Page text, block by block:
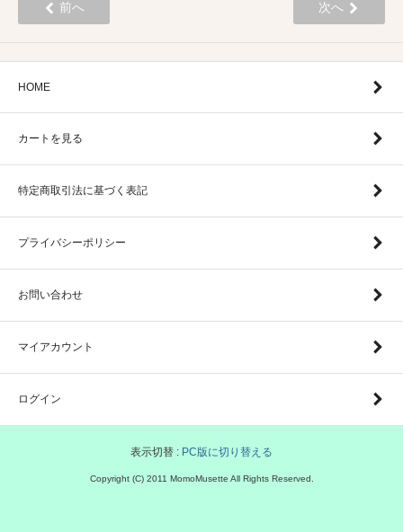
前へ 次へ
HOME
カートを見る
特定商取引法に基づく表記
プライバシーポリシー
お問い合わせ
マイアカウント
ログイン
表示切替 : PC版に切り替える
Copyright (C) 2011 MomoMusette All Rights Reserved.